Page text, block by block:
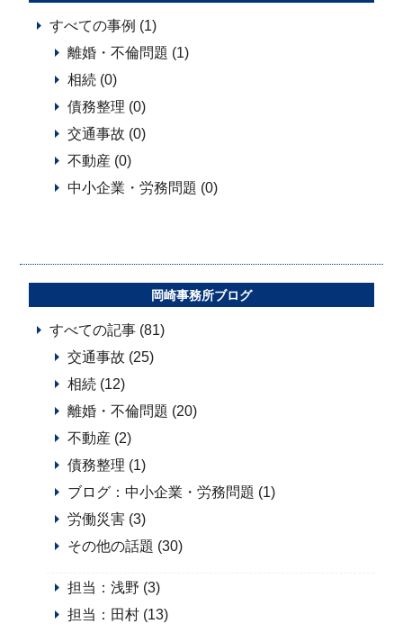
すべての事例 (1)
離婚・不倫問題 (1)
相続 (0)
債務整理 (0)
交通事故 (0)
不動産 (0)
中小企業・労務問題 (0)
岡崎事務所ブログ
すべての記事 (81)
交通事故 (25)
相続 (12)
離婚・不倫問題 (20)
不動産 (2)
債務整理 (1)
ブログ：中小企業・労務問題 (1)
労働災害 (3)
その他の話題 (30)
担当：浅野 (3)
担当：田村 (13)